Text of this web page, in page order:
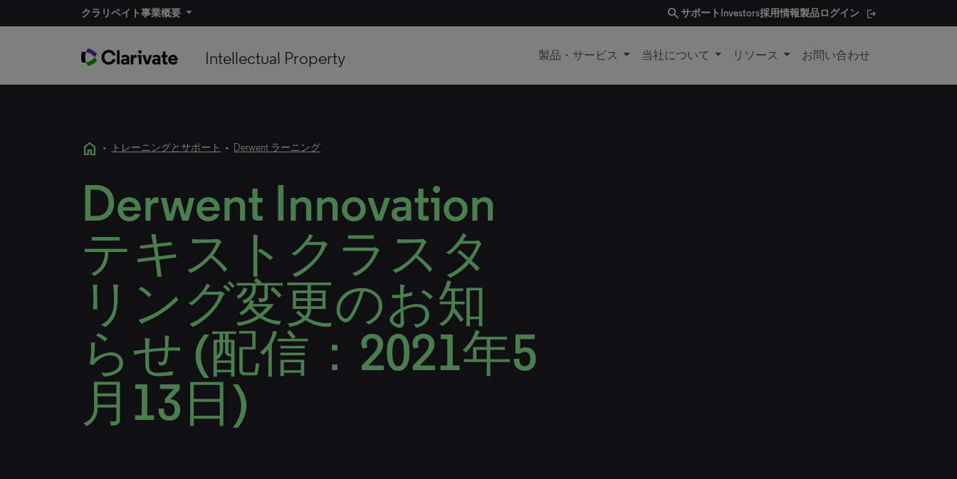
クラリベイト事業概要 searchサポート Investors採用情報製品ログイン
Intellectual Property 製品・サービス 当社について リソース お問い合わせ
home • トレーニングとサポート • Derwent ラーニング
Derwent Innovation
テキストクラスタ
リング変更のお知
らせ (配信：2021年5
月13日)